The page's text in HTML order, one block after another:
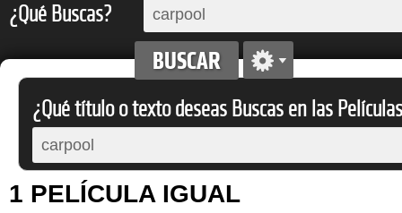
¿Qué Buscas?
¿Qué título o texto deseas Buscas en las
1 PELÍCULA IGUAL